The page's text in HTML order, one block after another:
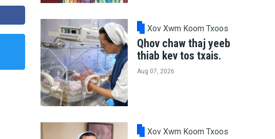
Xov Xwm Koom Txoos
Qhov chaw thaj yeeb
thiab kev tos txais.
Aug 07, 2026
Xov Xwm Koom Txoos